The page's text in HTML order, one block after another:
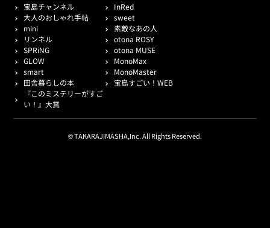
宝島チャンネル
InRed
大人のおしゃれ手帖
sweet
mini
素敵なあの人
リンネル
otona ROSY
SPRiNG
otona MUSE
GLOW
MonoMax
smart
MonoMaster
田舎暮らしの本
宝島すごい！WEB
『このミステリーがすご
い！』大賞
© TAKARAJIMASHA,Inc. All Rights Reserved.